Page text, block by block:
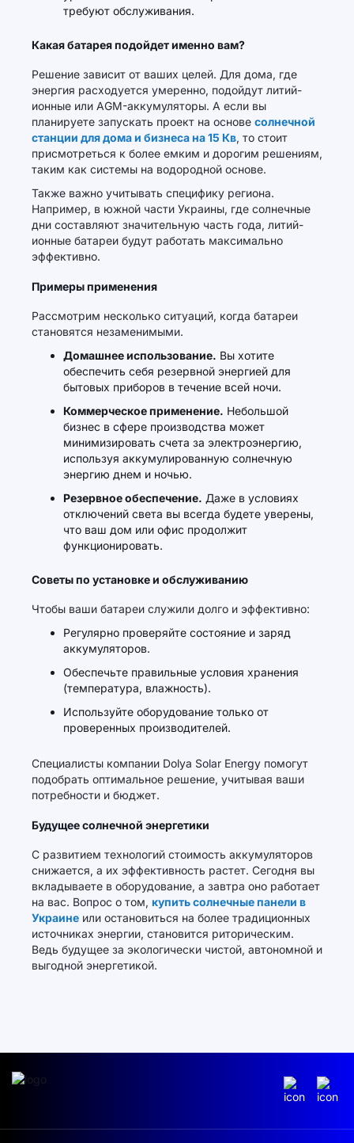
требуют обслуживания.
Какая батарея подойдет именно вам?
Решение зависит от ваших целей. Для дома, где
энергия расходуется умеренно, подойдут литий-
ионные или AGM-аккумуляторы. А если вы
планируете запускать проект на основе солнечной
станции для дома и бизнеса на 15 Кв, то стоит
присмотреться к более емким и дорогим решениям,
таким как системы на водородной основе.
Также важно учитывать специфику региона.
Например, в южной части Украины, где солнечные
дни составляют значительную часть года, литий-
ионные батареи будут работать максимально
эффективно.
Примеры применения
Рассмотрим несколько ситуаций, когда батареи
становятся незаменимыми.
Домашнее использование. Вы хотите
обеспечить себя резервной энергией для
бытовых приборов в течение всей ночи.
Коммерческое применение. Небольшой
бизнес в сфере производства может
минимизировать счета за электроэнергию,
используя аккумулированную солнечную
энергию днем и ночью.
Резервное обеспечение. Даже в условиях
отключений света вы всегда будете уверены,
что ваш дом или офис продолжит
функционировать.
Советы по установке и обслуживанию
Чтобы ваши батареи служили долго и эффективно:
Регулярно проверяйте состояние и заряд
аккумуляторов.
Обеспечьте правильные условия хранения
(температура, влажность).
Используйте оборудование только от
проверенных производителей.
Специалисты компании Dolya Solar Energy помогут
подобрать оптимальное решение, учитывая ваши
потребности и бюджет.
Будущее солнечной энергетики
С развитием технологий стоимость аккумуляторов
снижается, а их эффективность растет. Сегодня вы
вкладываете в оборудование, а завтра оно работает
на вас. Вопрос о том, купить солнечные панели в
Украине или остановиться на более традиционных
источниках энергии, становится риторическим.
Ведь будущее за экологически чистой, автономной и
выгодной энергетикой.